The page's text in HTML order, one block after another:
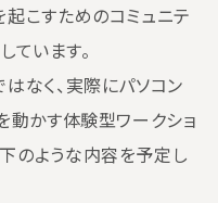
起こすためのコミュニテ
います。
なく、実際にパソコン
動かす体験型ワークショ
のような内容を予定し